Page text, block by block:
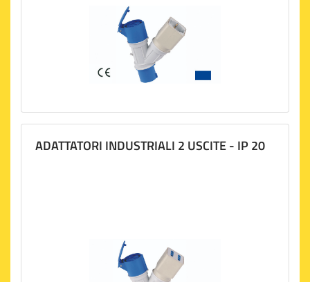
ADATTATORI INDUSTRIALI 2 USCITE - IP 20